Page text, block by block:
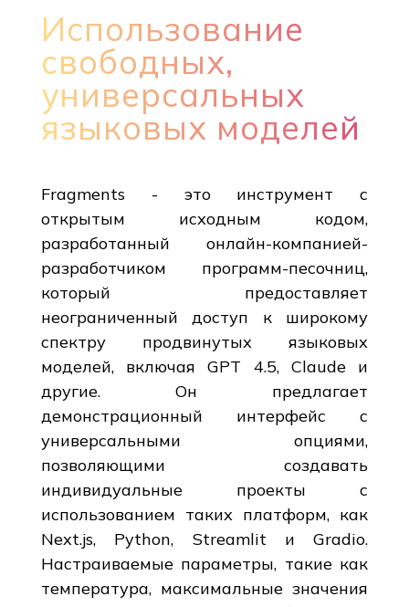
Использование
свободных,
универсальных
языковых моделей
Fragments - это инструмент с
открытым исходным кодом,
разработанный онлайн-компанией-
разработчиком программ-песочниц,
который предоставляет
неограниченный доступ к широкому
спектру продвинутых языковых
моделей, включая GPT 4.5, Claude и
другие. Он предлагает
демонстрационный интерфейс с
универсальными опциями,
позволяющими создавать
индивидуальные проекты с
использованием таких платформ, как
Next.js, Python, Streamlit и Gradio.
Настраиваемые параметры, такие как
температура, максимальные значения